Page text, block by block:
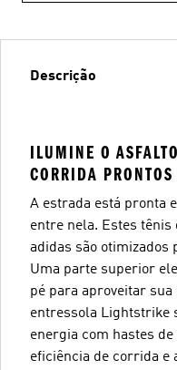
Descrição
ILUMINE O
CORRIDA
A estrada está pronta
entre nela. Estes
adidas são otimizados
Uma parte superior
pé para aproveitar sua
entressola Lightstrike
energia com hastes
eficiência de corrida e